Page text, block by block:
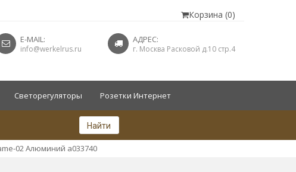
Корзина (0)
E-MAIL:
info@werkelrus.ru
АДРЕС:
г. Москва Расковой д.10 стр.4
Светорегуляторы Розетки Интернет
Найти
02 Алюминий a033740